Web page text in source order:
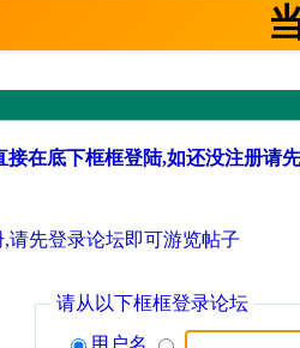
接在底下框框登陆,如还没注册请
请先登录论坛即可游览帖子
请从以下框框登录论坛
用户名